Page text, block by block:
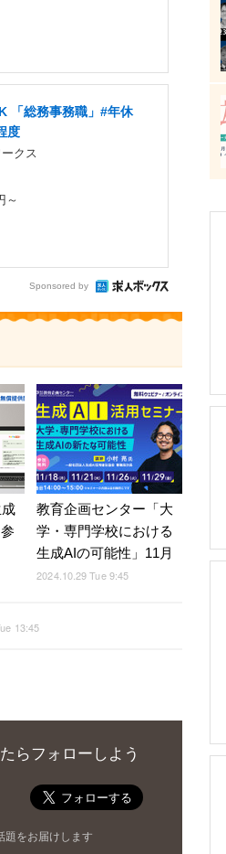
「総務事務職」#年休
度
クス
～
Sponsored by
教育企画センター「大
学・専門学校における
生成AIの可能性」11月
2024.10.29 Tue 9:45
13:45
らフォローしよう
題をお届けします